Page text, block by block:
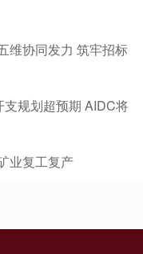
维协同发力 筑牢招标
规划超预期 AIDC将
业复工复产